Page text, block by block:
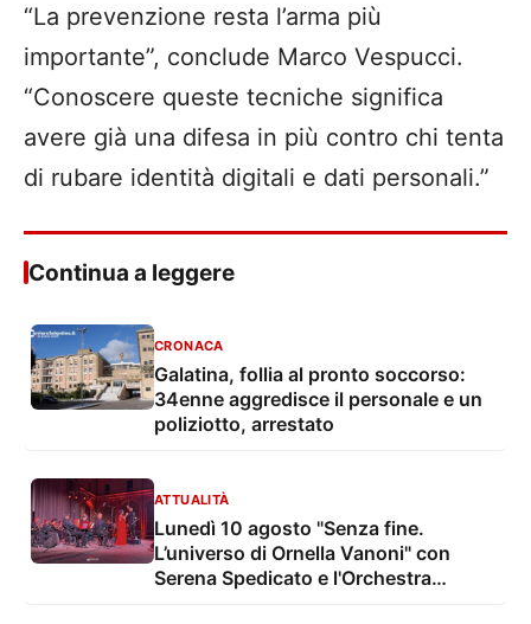
“La prevenzione resta l’arma più
importante”, conclude Marco Vespucci.
“Conoscere queste tecniche significa
avere già una difesa in più contro chi tenta
di rubare identità digitali e dati personali.”
Continua a leggere
CRONACA
Galatina, follia al pronto soccorso:
34enne aggredisce il personale e un
poliziotto, arrestato
ATTUALITÀ
Lunedì 10 agosto "Senza fine.
L’universo di Ornella Vanoni" con
Serena Spedicato e l'Orchestra